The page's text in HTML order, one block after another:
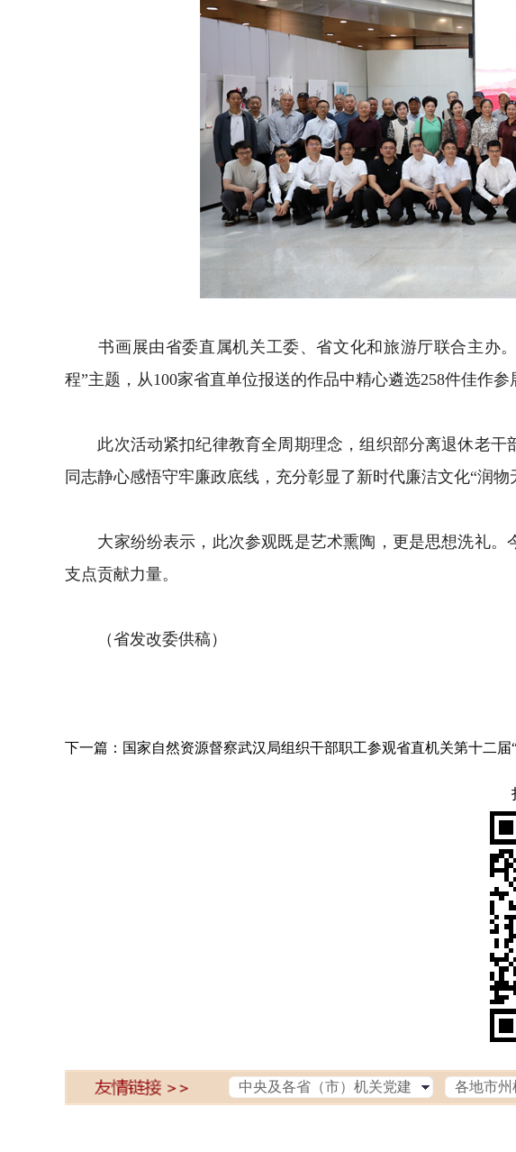
书画展由省委直属机关工委、省文化和旅游厅联合主办。
程”主题，从100家省直单位报送的作品中精心遴选258件佳作
此次活动紧扣纪律教育全周期理念，组织部分离退休老干
同志静心感悟守牢廉政底线，充分彰显了新时代廉洁文化“润物
大家纷纷表示，此次参观既是艺术熏陶，更是思想洗礼。
支点贡献力量。
（省发改委供稿）
下一篇：国家自然资源督察武汉局组织干部职工参观省直机关第十二届